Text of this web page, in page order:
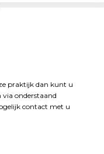
praktijk dan kunt u
via onderstaand
contact met u